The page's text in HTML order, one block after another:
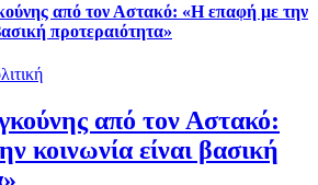
από τον Αστακό: «Η επαφή με την
προτεραιότητα»
από τον Αστακό:
κοινωνία είναι βασική